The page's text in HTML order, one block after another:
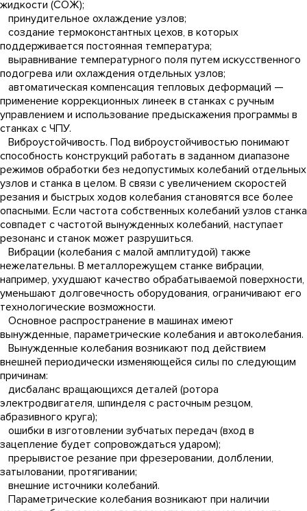
жидкости (СОЖ);
принудительное охлаждение узлов;
создание термоконстантных цехов, в которых
поддерживается постоянная температура;
выравнивание температурного поля путем искусственного
подогрева или охлаждения отдельных узлов;
автоматическая компенсация тепловых деформаций —
применение коррекционных линеек в станках с ручным
управлением и использование предыскажения программы в
станках с ЧПУ.
Виброустойчивость. Под виброустойчивостью понимают
способность конструкций работать в заданном диапазоне
режимов обработки без недопустимых колебаний отдельных
узлов и станка в целом. В связи с увеличением скоростей
резания и быстрых ходов колебания становятся все более
опасными. Если частота собственных колебаний узлов станка
совпадет с частотой вынужденных колебаний, наступает
резонанс и станок может разрушиться.
Вибрации (колебания с малой амплитудой) также
нежелательны. В металлорежущем станке вибрации,
например, ухудшают качество обрабатываемой поверхности,
уменьшают долговечность оборудования, ограничивают его
технологические возможности.
Основное распространение в машинах имеют
вынужденные, параметрические колебания и автоколебания.
Вынужденные колебания возникают под действием
внешней периодически изменяющейся силы по следующим
причинам:
дисбаланс вращающихся деталей (ротора
электродвигателя, шпинделя с расточным резцом,
абразивного круга);
ошибки в изготовлении зубчатых передач (вход в
зацепление будет сопровождаться ударом);
прерывистое резание при фрезеровании, долблении,
затыловании, протягивании;
внешние источники колебаний.
Параметрические колебания возникают при наличии